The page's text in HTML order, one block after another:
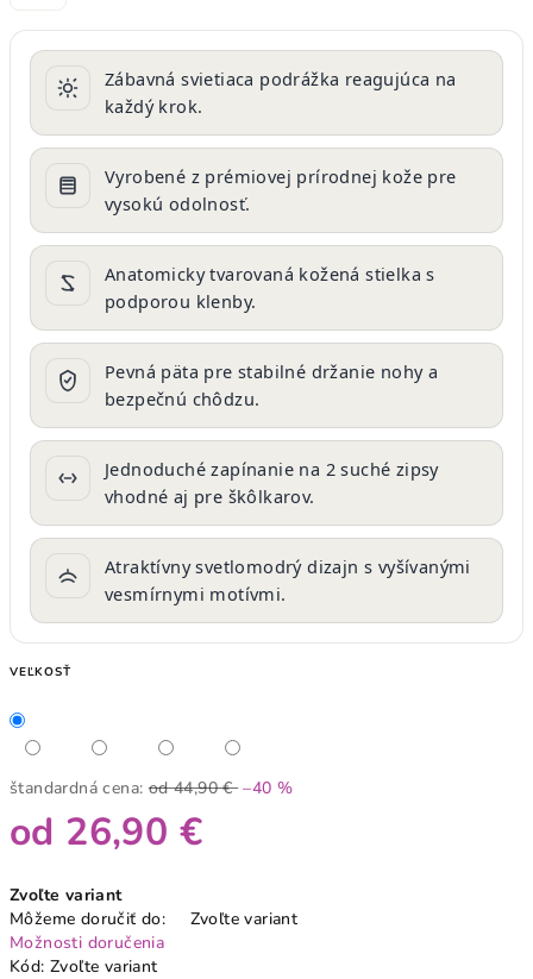
Zábavná svietiaca podrážka reagujúca na
každý krok.
Vyrobené z prémiovej prírodnej kože pre
vysokú odolnosť.
Anatomicky tvarovaná kožená stielka s
podporou klenby.
Pevná päta pre stabilné držanie nohy a
bezpečnú chôdzu.
Jednoduché zapínanie na 2 suché zipsy
vhodné aj pre škôlkarov.
Atraktívny svetlomodrý dizajn s vyšívanými
vesmírnymi motívmi.
VEĽKOSŤ
štandardná cena: od 44,90 € –40 %
od 26,90 €
cena:
Zvoľte variant
Môžeme doručiť do:
Zvoľte variant
Možnosti doručenia
Kód: Zvoľte variant